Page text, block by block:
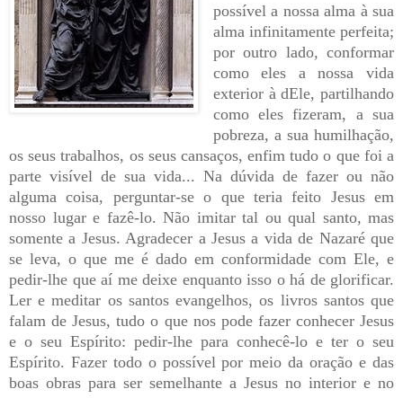
possível a nossa alma à sua
alma infinitamente perfeita;
por outro lado, conformar
como eles a nossa vida
exterior à dEle, partilhando
como eles fizeram, a sua
pobreza, a sua humilhação,
os seus trabalhos, os seus cansaços, enfim tudo o que foi a
parte visível de sua vida... Na dúvida de fazer ou não
alguma coisa, perguntar-se o que teria feito Jesus em
nosso lugar e fazê-lo. Não imitar tal ou qual santo, mas
somente a Jesus. Agradecer a Jesus a vida de Nazaré que
se leva, o que me é dado em conformidade com Ele, e
pedir-lhe que aí me deixe enquanto isso o há de glorificar.
Ler e meditar os santos evangelhos, os livros santos que
falam de Jesus, tudo o que nos pode fazer conhecer Jesus
e o seu Espírito: pedir-lhe para conhecê-lo e ter o seu
Espírito. Fazer todo o possível por meio da oração e das
boas obras para ser semelhante a Jesus no interior e no